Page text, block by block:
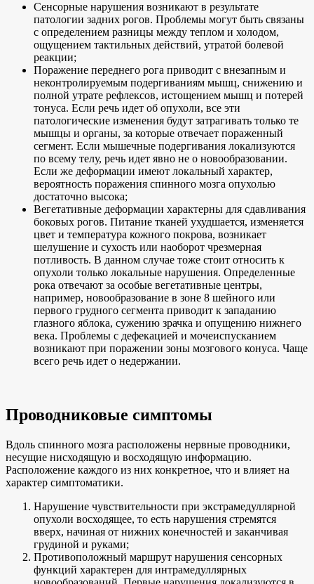
Сенсорные нарушения возникают в результате
патологии задних рогов. Проблемы могут быть связаны
с определением разницы между теплом и холодом,
ощущением тактильных действий, утратой болевой
реакции;
Поражение переднего рога приводит с внезапным и
неконтролируемым подергиваниям мышц, снижению и
полной утрате рефлексов, истощением мышц и потерей
тонуса. Если речь идет об опухоли, все эти
патологические изменения будут затрагивать только те
мышцы и органы, за которые отвечает пораженный
сегмент. Если мышечные подергивания локализуются
по всему телу, речь идет явно не о новообразовании.
Если же деформации имеют локальный характер,
вероятность поражения спинного мозга опухолью
достаточно высока;
Вегетативные деформации характерны для сдавливания
боковых рогов. Питание тканей ухудшается, изменяется
цвет и температура кожного покрова, возникает
шелушение и сухость или наоборот чрезмерная
потливость. В данном случае тоже стоит относить к
опухоли только локальные нарушения. Определенные
рока отвечают за особые вегетативные центры,
например, новообразование в зоне 8 шейного или
первого грудного сегмента приводит к западанию
глазного яблока, сужению зрачка и опущению нижнего
века. Проблемы с дефекацией и мочеиспусканием
возникают при поражении зоны мозгового конуса. Чаще
всего речь идет о недержании.
Проводниковые симптомы
Вдоль спинного мозга расположены нервные проводники,
несущие нисходящую и восходящую информацию.
Расположение каждого из них конкретное, что и влияет на
характер симптоматики.
Нарушение чувствительности при экстрамедуллярной
опухоли восходящее, то есть нарушения стремятся
вверх, начиная от нижних конечностей и заканчивая
грудиной и руками;
Противоположный маршрут нарушения сенсорных
функций характерен для интрамедуллярных